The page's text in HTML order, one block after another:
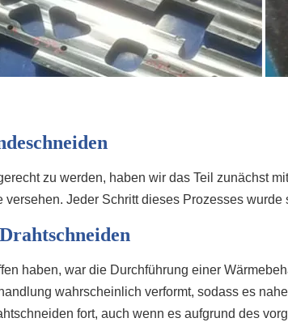
zu werden, haben wir das Teil zunächst
Jeder Schritt dieses Prozesses
haben, war die Durchführung einer
wahrscheinlich verformt, sodass es
fort, auch wenn es aufgrund des